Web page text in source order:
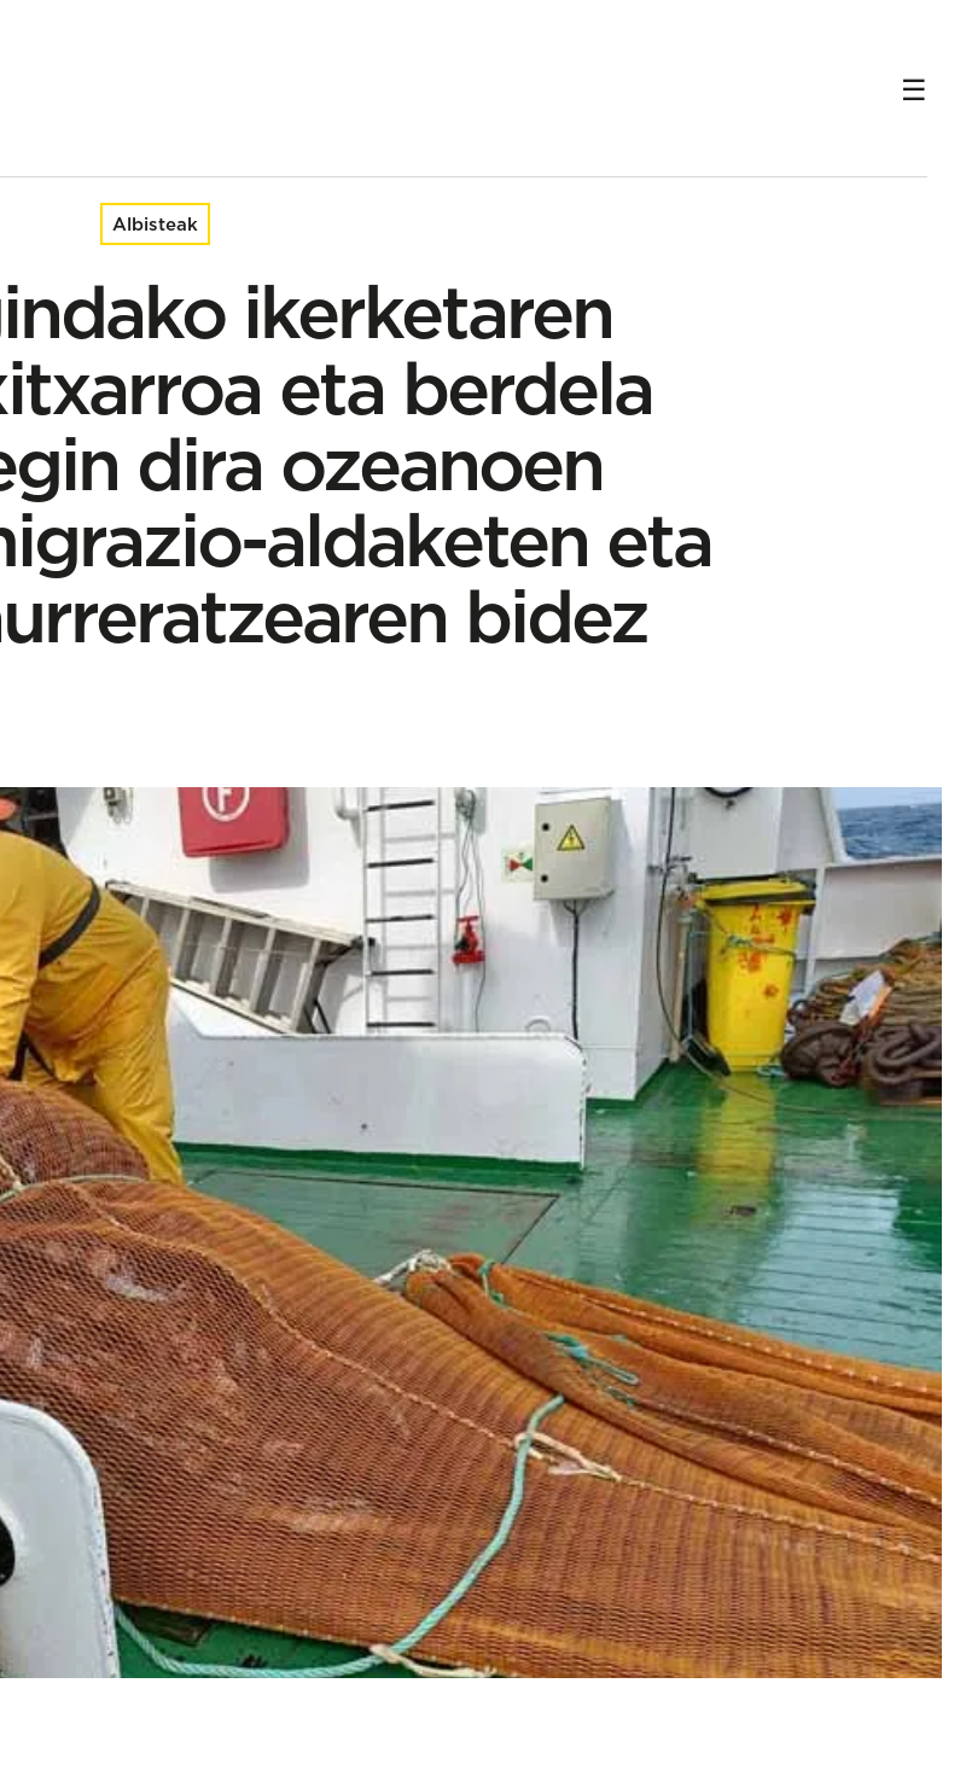
egokitu egin dira ozeanoen berotzera, migrazio-aldaketen eta ugalketa aurreratzearen bidez
Albisteak
ikerketaren
eta berdela
dira ozeanoen
aldaketen eta
bidez